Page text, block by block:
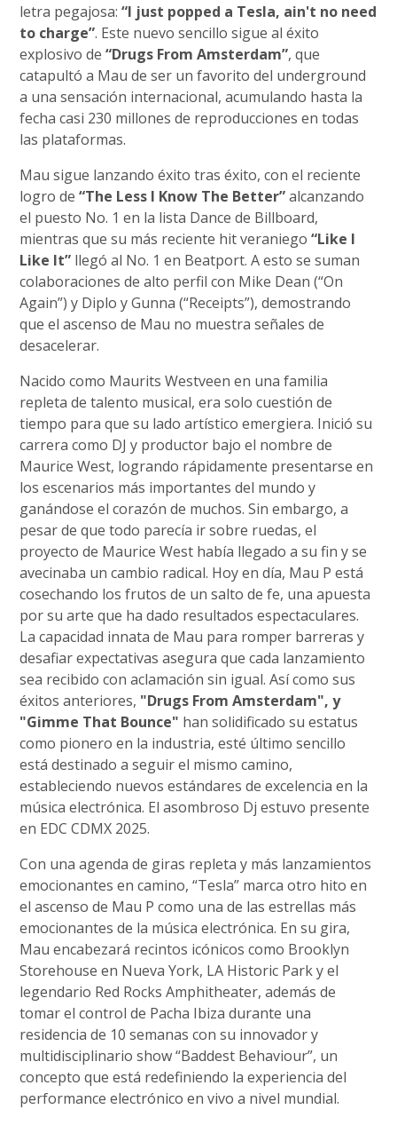
letra pegajosa:“I just popped a Tesla, ain't no need
to charge”. Este nuevo sencillo sigue al éxito
explosivo de“Drugs From Amsterdam”, que
catapultó a Mau de ser un favorito del underground
a una sensación internacional, acumulando hasta la
fecha casi 230 millones de reproducciones en todas
las plataformas.
Mau sigue lanzando éxito tras éxito, con el reciente
logro de“The Less I Know The Better”alcanzando
el puesto No. 1 en la lista Dance de Billboard,
mientras que su más reciente hit veraniego“Like I
Like It” llegó al No. 1 en Beatport. A esto se suman
colaboraciones de alto perfil con Mike Dean (“On
Again”) y Diplo y Gunna (“Receipts”), demostrando
que el ascenso de Mau no muestra señales de
desacelerar.
Nacido como Maurits Westveen en una familia
repleta de talento musical, era solo cuestión de
tiempo para que su lado artístico emergiera. Inició su
carrera como DJ y productor bajo el nombre de
Maurice West, logrando rápidamente presentarse en
los escenarios más importantes del mundo y
ganándose el corazón de muchos. Sin embargo, a
pesar de que todo parecía ir sobre ruedas, el
proyecto de Maurice West había llegado a su fin y se
avecinaba un cambio radical. Hoy en día, Mau P está
cosechando los frutos de un salto de fe, una apuesta
por su arte que ha dado resultados espectaculares.
La capacidad innata de Mau para romper barreras y
desafiar expectativas asegura que cada lanzamiento
sea recibido con aclamación sin igual. Así como sus
éxitos anteriores, "Drugs From Amsterdam", y
"Gimme That Bounce" han solidificado su estatus
como pionero en la industria, esté último sencillo
está destinado a seguir el mismo camino,
estableciendo nuevos estándares de excelencia en la
música electrónica. El asombroso Dj estuvo presente
en EDC CDMX 2025.
Con una agenda de giras repleta y más lanzamientos
emocionantes en camino, “Tesla” marca otro hito en
el ascenso de Mau P como una de las estrellas más
emocionantes de la música electrónica. En su gira,
Mau encabezará recintos icónicos como Brooklyn
Storehouse en Nueva York, LA Historic Park y el
legendario Red Rocks Amphitheater, además de
tomar el control de Pacha Ibiza durante una
residencia de 10 semanas con su innovador y
multidisciplinario show “Baddest Behaviour”, un
concepto que está redefiniendo la experiencia del
performance electrónico en vivo a nivel mundial.